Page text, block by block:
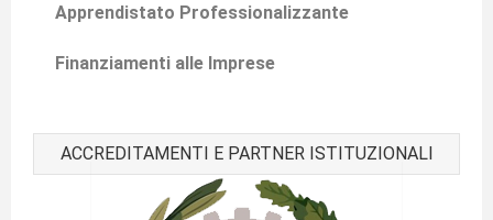
Apprendistato Professionalizzante
Finanziamenti alle Imprese
ACCREDITAMENTI E PARTNER ISTITUZIONALI